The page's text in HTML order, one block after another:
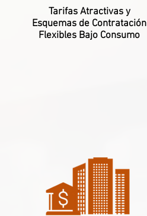
Tarifas Atractivas y
Esquemas de Contratación
Flexibles Bajo Consumo